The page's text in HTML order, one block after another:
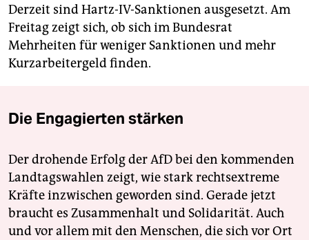
Derzeit sind Hartz-IV-Sanktionen ausgesetzt. Am
Freitag zeigt sich, ob sich im Bundesrat
Mehrheiten für weniger Sanktionen und mehr
Kurzarbeitergeld finden.
Die Engagierten stärken
Der drohende Erfolg der AfD bei den kommenden
Landtagswahlen zeigt, wie stark rechtsextreme
Kräfte inzwischen geworden sind. Gerade jetzt
braucht es Zusammenhalt und Solidarität. Auch
und vor allem mit den Menschen, die sich vor Ort